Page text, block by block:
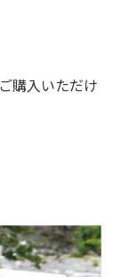
購入いただけ